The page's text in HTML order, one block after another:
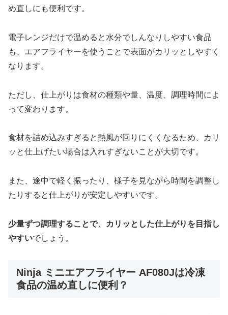
め直しにも便利です。
電子レンジだけで温めると水分でしんなりしやすい食品
も、エアフライヤーを使うことで表面がカリッとしやすく
なります。
ただし、仕上がりは食材の種類や量、温度、調理時間によ
って変わります。
食材を詰め込みすぎると熱風が回りにくくなるため、カリ
ッと仕上げたい場合は入れすぎないことが大切です。
また、途中で軽く振ったり、様子を見ながら時間を調整し
たりすると仕上がりが安定しやすいです。
少量ずつ調理することで、カリッとした仕上がりを目指し
やすいでしょう。
Ninja ミニエアフライヤー AF080Jは冷凍
食品の温め直しに便利？